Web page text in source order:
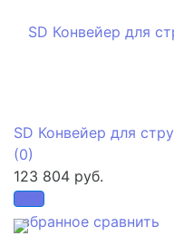
избранное сравнить
SD Конвейер для
(0)
123 804 руб.